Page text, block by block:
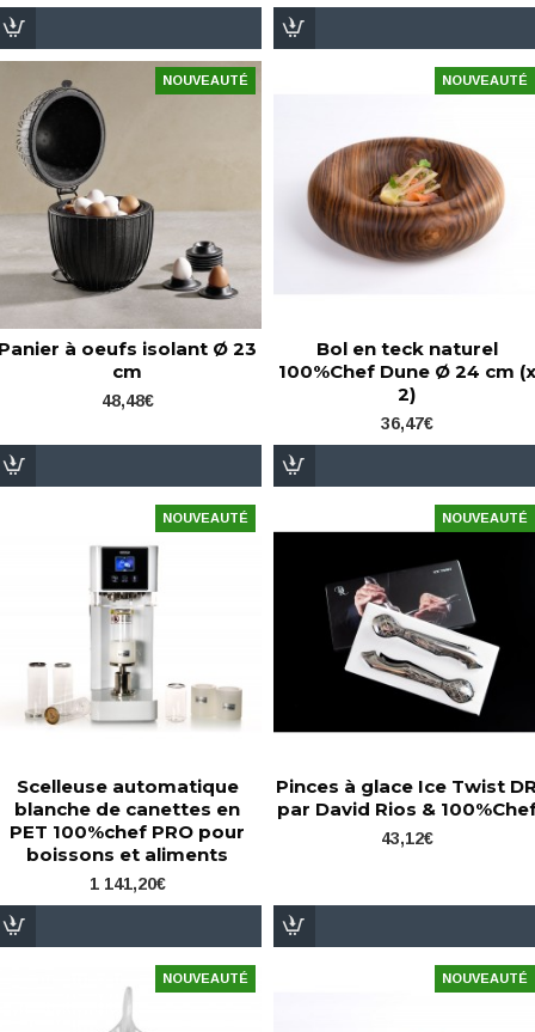
NOUVEAUTÉ
à oeufs isolant Ø 23
cm
48,48€
NOUVEAUTÉ
Bol en teck naturel
100%Chef Dune Ø 24 cm (x
2)
36,47€
NOUVEAUTÉ
Scelleuse automatique
blanche de canettes en
PET 100%chef PRO pour
boissons et aliments
1 141,20€
NOUVEAUTÉ
Pinces à glace Ice Twist
par David Rios &
43,12€
NOUVEAUTÉ NOUVEAUTÉ